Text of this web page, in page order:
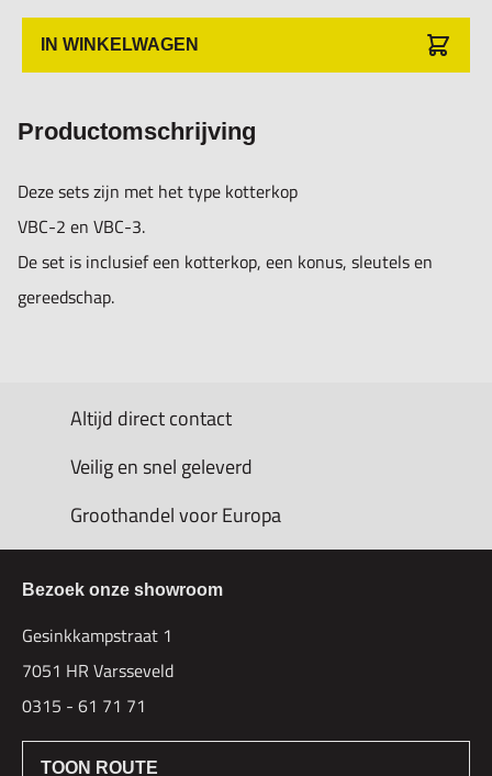
IN WINKELWAGEN
Productomschrijving
Deze sets zijn met het type kotterkop
VBC-2 en VBC-3.
De set is inclusief een kotterkop, een konus, sleutels en
gereedschap.
Altijd direct contact
Veilig en snel geleverd
Groothandel voor Europa
Bezoek onze showroom
Gesinkkampstraat 1
7051 HR Varsseveld
0315 - 61 71 71
TOON ROUTE